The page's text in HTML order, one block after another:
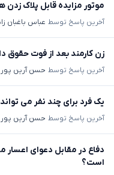
موتور مزایده قابل پلاک
آخرین پاسخ توسط عباس باغبان
زن کارمند بعد از فوت حقوق
آخرین پاسخ توسط حسن آرین پور
یک فرد برای چند نفر می
آخرین پاسخ توسط حسن آرین پور
دفاع در مقابل دعوای
است؟